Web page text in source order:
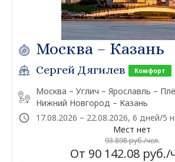
Москва – Казань
Сергей Дягилев Комфорт
Москва – Углич – Ярославль –
Нижний Новгород – Казань
17.08.2026 – 22.08.2026, 6 дней/5
Мест нет
93 898 руб./чел.
От 90 142.08 руб./